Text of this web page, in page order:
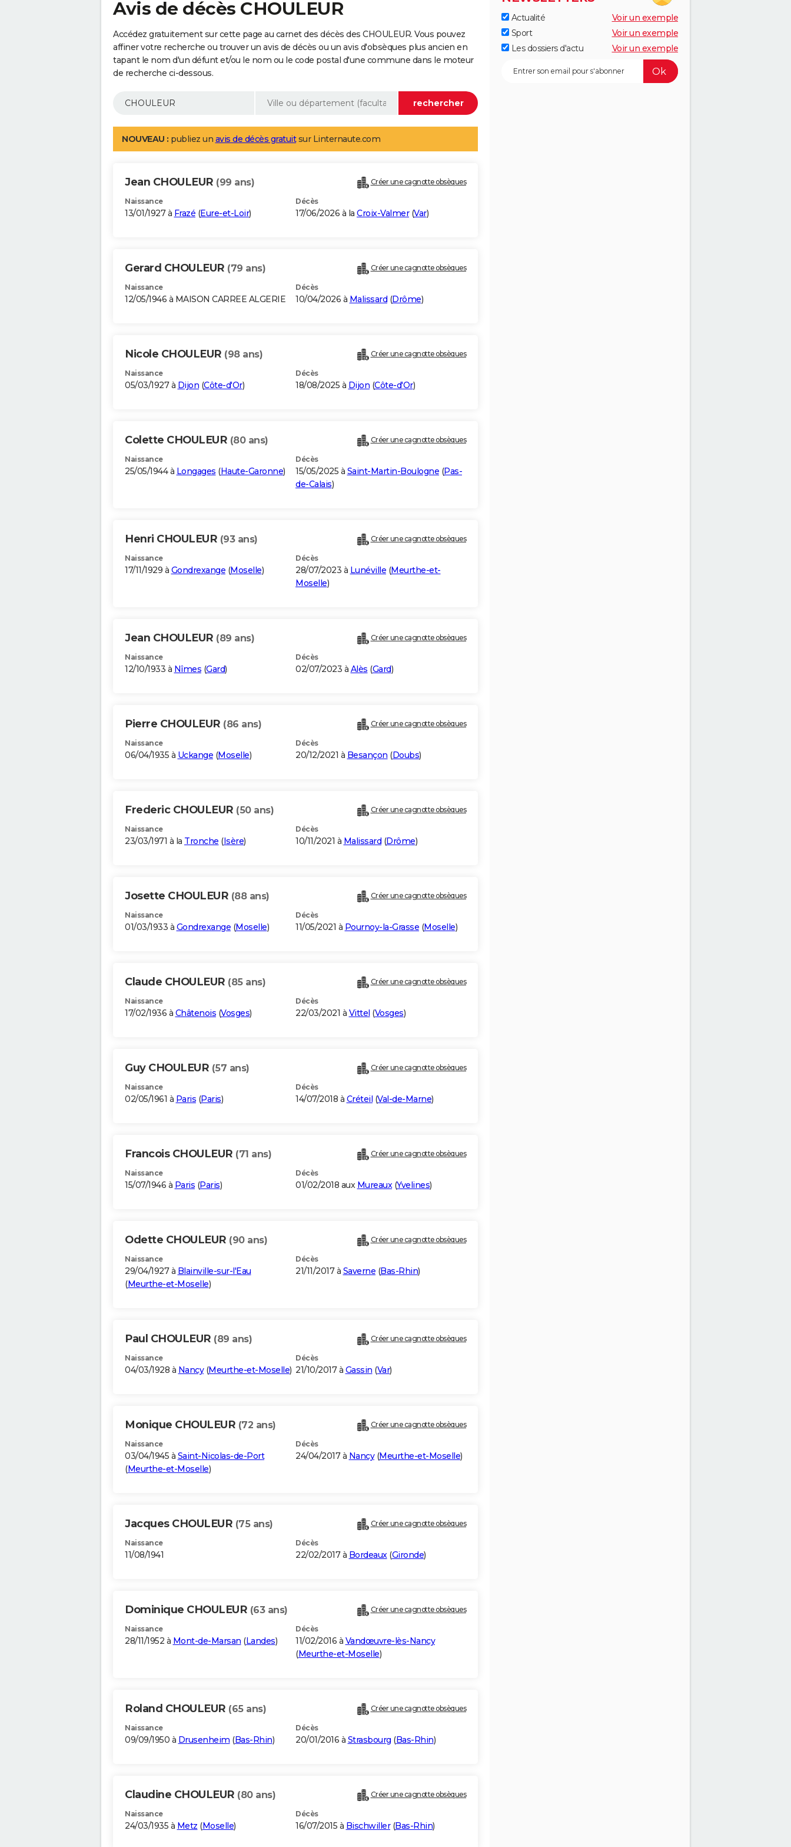
Avis de décès CHOULEUR
Accédez gratuitement sur cette page au carnet des décès des CHOULEUR. Vous pouvez
affiner votre recherche ou trouver un avis de décès ou un avis d'obsèques plus ancien en
tapant le nom d'un défunt et/ou le nom ou le code postal d'une commune dans le moteur
de recherche ci-dessous.
NOUVEAU : publiez un avis de décès gratuitsur Linternaute.com
Jean CHOULEUR (99 ans) Créer une cagnotte obsèques
Naissance
13/01/1927 à Frazé (Eure-et-Loir)
Décès
17/06/2026 à la Croix-Valmer(Var)
Gerard CHOULEUR (79 ans) Créer une cagnotte obsèques
Naissance
12/05/1946 à MAISON CARREE ALGERIE
Décès
10/04/2026 à Malissard (Drôme)
Nicole CHOULEUR (98 ans) Créer une cagnotte obsèques
Naissance
05/03/1927 à Dijon (Côte-d'Or)
Décès
18/08/2025 à Dijon (Côte-d'Or)
Colette CHOULEUR (80 ans) Créer une cagnotte obsèques
Naissance
25/05/1944 à Longages (Haute-Garonne)
Décès
15/05/2025 à Saint-Martin-Boulogne (Pas-
de-Calais)
Henri CHOULEUR (93 ans) Créer une cagnotte obsèques
Naissance
17/11/1929 à Gondrexange (Moselle)
Décès
28/07/2023 à Lunéville (Meurthe-et-
Moselle)
Jean CHOULEUR (89 ans) Créer une cagnotte obsèques
Naissance
12/10/1933 à Nîmes (Gard)
Décès
02/07/2023 à Alès (Gard)
Pierre CHOULEUR (86 ans) Créer une cagnotte obsèques
Naissance
06/04/1935 à Uckange (Moselle)
Décès
20/12/2021 à Besançon (Doubs)
Frederic CHOULEUR (50 ans) Créer une cagnotte obsèques
Naissance
23/03/1971 à la Tronche (Isère)
Décès
10/11/2021 à Malissard (Drôme)
Josette CHOULEUR (88 ans) Créer une cagnotte obsèques
Naissance
01/03/1933 à Gondrexange (Moselle)
Décès
11/05/2021 à Pournoy-la-Grasse (Moselle)
Claude CHOULEUR (85 ans) Créer une cagnotte obsèques
Naissance
17/02/1936 à Châtenois (Vosges)
Décès
22/03/2021 à Vittel (Vosges)
Guy CHOULEUR (57 ans) Créer une cagnotte obsèques
Naissance
02/05/1961 à Paris (Paris)
Décès
14/07/2018 à Créteil (Val-de-Marne)
Francois CHOULEUR (71 ans) Créer une cagnotte obsèques
Naissance
15/07/1946 à Paris (Paris)
Décès
01/02/2018 aux Mureaux(Yvelines)
Odette CHOULEUR (90 ans) Créer une cagnotte obsèques
Naissance
29/04/1927 à Blainville-sur-l'Eau
(Meurthe-et-Moselle)
Décès
21/11/2017 à Saverne (Bas-Rhin)
Paul CHOULEUR (89 ans) Créer une cagnotte obsèques
Naissance
04/03/1928 à Nancy(Meurthe-et-Moselle)
Décès
21/10/2017 à Gassin (Var)
Monique CHOULEUR (72 ans) Créer une cagnotte obsèques
Naissance
03/04/1945 à Saint-Nicolas-de-Port
(Meurthe-et-Moselle)
Décès
24/04/2017 à Nancy(Meurthe-et-Moselle)
Jacques CHOULEUR (75 ans) Créer une cagnotte obsèques
Naissance
11/08/1941
Décès
22/02/2017 à Bordeaux(Gironde)
Dominique CHOULEUR (63 ans) Créer une cagnotte obsèques
Naissance
28/11/1952 à Mont-de-Marsan (Landes)
Décès
11/02/2016 à Vandœuvre-lès-Nancy
(Meurthe-et-Moselle)
Roland CHOULEUR (65 ans) Créer une cagnotte obsèques
Naissance
09/09/1950 à Drusenheim (Bas-Rhin)
Décès
20/01/2016 à Strasbourg (Bas-Rhin)
Claudine CHOULEUR (80 ans) Créer une cagnotte obsèques
Naissance
24/03/1935 à Metz (Moselle)
Décès
16/07/2015 à Bischwiller(Bas-Rhin)
Actualité
Voir un exemple
Sport
Voir un exemple
Les dossiers d'actu
Voir un exemple